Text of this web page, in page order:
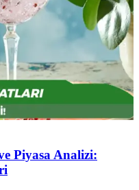
Piyasa Analizi: